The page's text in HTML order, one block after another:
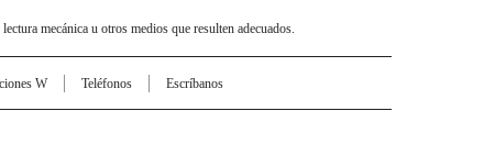
mecánica u otros medios que resulten adecuados.
W Teléfonos Escríbanos